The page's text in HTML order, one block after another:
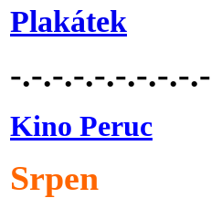
Plakátek
-.-.-.-.-.-.-.-.-.-
Kino Peruc
Srpen